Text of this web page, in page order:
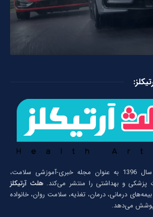
از سال 1396 به عنوان مجله خبری-آموزشی سلامت،
پزشکی و بهداشتی را منتشر می‌کند.هلث آرتیکلز
درمانی، درمان، تغذیه، سلامت روان، خانواده
پوشش می‌دهد.